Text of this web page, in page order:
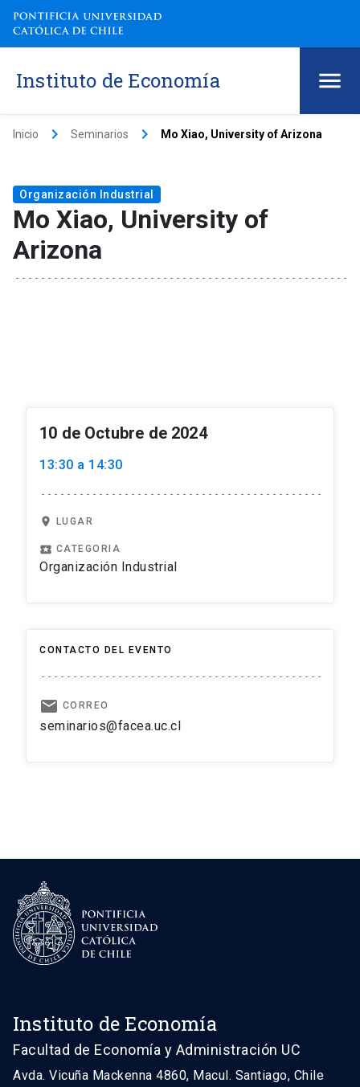
Instituto de Economía
Inicio keyboard_arrow_right Seminarios keyboard_arrow_right Mo Xiao, University of Arizona
Organización Industrial
Mo Xiao, University of
Arizona
10 de Octubre de 2024
13:30 a 14:30
location_on LUGAR
local_play CATEGORIA
Organización Industrial
CONTACTO DEL EVENTO
email CORREO
seminarios@facea.uc.cl
Instituto de Economía
Facultad de Economía y Administración UC
Avda. Vicuña Mackenna 4860, Macul. Santiago, Chile